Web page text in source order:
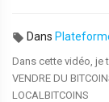
Dans
Dans cette vidéo, je
VENDRE DU
LOCALBITCOINS